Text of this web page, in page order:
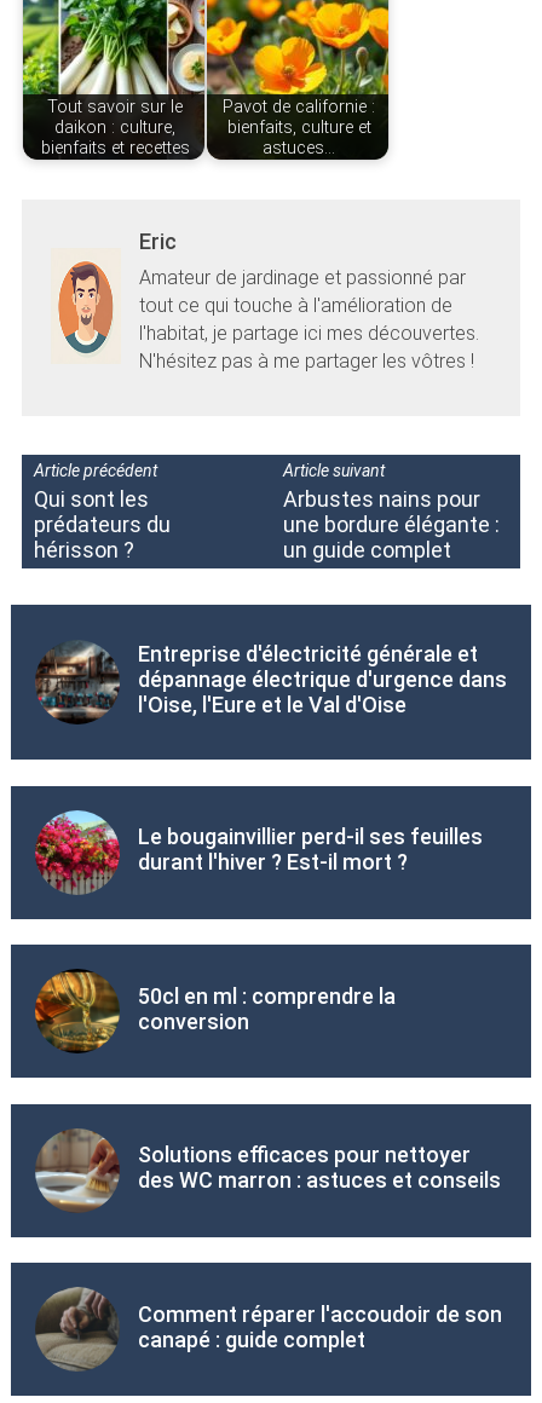
Tout savoir sur le
daikon : culture,
bienfaits et recettes
Pavot de californie :
bienfaits, culture et
astuces…
Eric
Amateur de jardinage et passionné par
tout ce qui touche à l'amélioration de
l'habitat, je partage ici mes découvertes.
N'hésitez pas à me partager les vôtres !
Article précédent
Qui sont les
prédateurs du
hérisson ?
Article suivant
Arbustes nains pour
une bordure élégante :
un guide complet
Entreprise d'électricité générale et
dépannage électrique d'urgence dans
l'Oise, l'Eure et le Val d'Oise
Le bougainvillier perd-il ses feuilles
durant l'hiver ? Est-il mort ?
50cl en ml : comprendre la
conversion
Solutions efficaces pour nettoyer
des WC marron : astuces et conseils
Comment réparer l'accoudoir de son
canapé : guide complet